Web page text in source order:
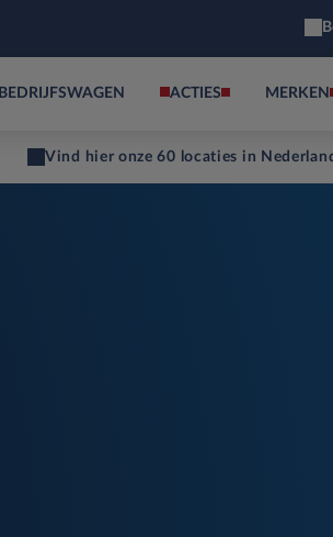
BEDRIJFSWAGEN ACTIES MERKEN
Vind hier onze 60 locaties in